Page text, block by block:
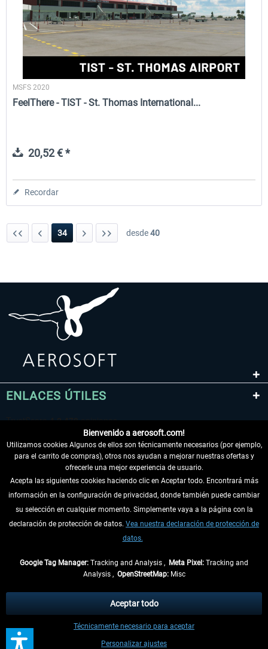
MSFS 2020
FeelThere - TIST - St. Thomas International...
20,52 € *
Recordar
34 desde40
ENLACES ÚTILES
DESISTIR DEL CONTRATO
INFORMACIÓN
tasas de recepción si no se describe lo contrario
** De aplicación a envíos dentro de Alemania. Los plazos de envío para los
demás países se pueden consultar en lainformación de envío
Bienvenido a aerosoft.com!
Utilizamos cookies Algunos de ellos son técnicamente necesarios (por ejemplo,
para el carrito de compras), otros nos ayudan a mejorar nuestras ofertas y
ofrecerle una mejor experiencia de usuario.
Acepta las siguientes cookies haciendo clic en Aceptar todo. Encontrará más
información en la configuración de privacidad, donde también puede cambiar
su selección en cualquier momento. Simplemente vaya a la página con la
declaración de protección de datos. Vea nuestra declaración de protección de
datos.
Google Tag Manager: Tracking and Analysis , Meta Pixel: Tracking and
Analysis , OpenStreetMap:Misc
Personalizar ajustes
Técnicamente necesario para aceptar
Aceptar todo